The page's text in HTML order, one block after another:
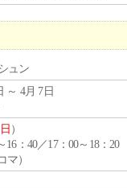
ュン
～ 4月 7日
日 ）
16：40／17：00～18：20
マ）